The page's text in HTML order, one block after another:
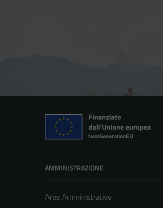
AMMINISTRAZIONE
Aree Amministrative